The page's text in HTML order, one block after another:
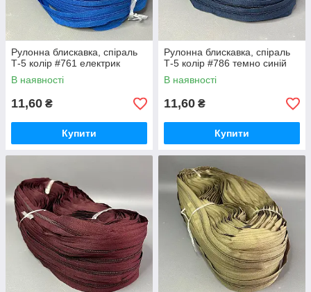
Рулонна блискавка, спіраль
Т-5 колір #761 електрик
В наявності
11,60 ₴
Купити
Рулонна блискавка, спіраль
Т-5 колір #786 темно синій
В наявності
11,60 ₴
Купити